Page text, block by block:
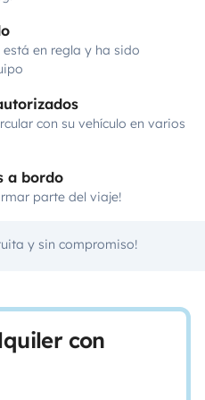
en regla y ha sido
con su vehículo en varios
a bordo
parte del viaje!
y sin compromiso!
con